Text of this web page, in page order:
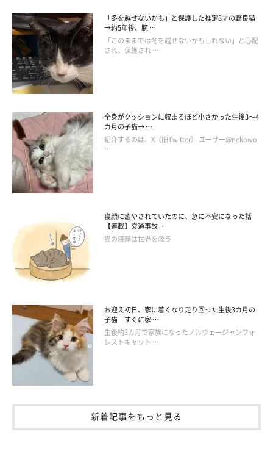
「今はひとりにして…くはぁ～」
結局、その日はクッションには座りませんでした。
でも、きっとまたこのクッションに乗って、せっせとのしあざら
しにしてしまうのでしょう。
「冬を越せないかも」と保護した推定8才の野良猫
→約5年後、腕 …
「このままでは冬を越せないかもしれない」と心配
され、保護され …
全身がクッションに収まるほど小さかった生後3～4
カ月の子猫→ …
紹介するのは、X（旧Twitter） ユーザー@nekowo
…
寝顔に癒やされていたのに、急に不安になった話
【連載】交通事故 …
猫の寝顔は世界を救う
お迎え初日、家に着くなり走り回った生後3カ月の
子猫 すぐに家 …
生後約3カ月で家族になったノルウェージャンフォ
レストキャット …
新着記事をもっと見る